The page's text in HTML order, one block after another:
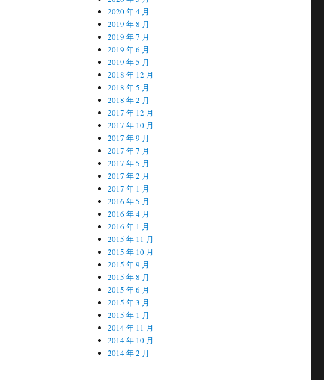
2020 年 4 月
2019 年 8 月
2019 年 7 月
2019 年 6 月
2019 年 5 月
2018 年 12 月
2018 年 5 月
2018 年 2 月
2017 年 12 月
2017 年 10 月
2017 年 9 月
2017 年 7 月
2017 年 5 月
2017 年 2 月
2017 年 1 月
2016 年 5 月
2016 年 4 月
2016 年 1 月
2015 年 11 月
2015 年 10 月
2015 年 9 月
2015 年 8 月
2015 年 6 月
2015 年 3 月
2015 年 1 月
2014 年 11 月
2014 年 10 月
2014 年 2 月